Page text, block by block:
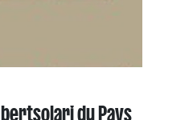
du Pays